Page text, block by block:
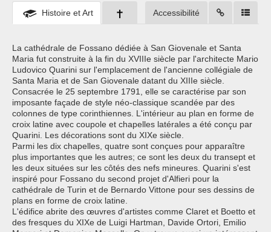
Histoire et Art Accessibilité
La cathédrale de Fossano dédiée à San Giovenale et Santa
Maria fut construite à la fin du XVIIIe siècle par l'architecte Mario
Ludovico Quarini sur l'emplacement de l'ancienne collégiale de
Santa Maria et de San Giovenale datant du XIIIe siècle.
Consacrée le 25 septembre 1791, elle se caractérise par son
imposante façade de style néo-classique scandée par des
colonnes de type corinthiennes. L'intérieur au plan en forme de
croix latine avec coupole et chapelles latérales a été conçu par
Quarini. Les décorations sont du XIXe siècle.
Parmi les dix chapelles, quatre sont conçues pour apparaître
plus importantes que les autres; ce sont les deux du transept et
les deux situées sur les côtés des nefs mineures. Quarini s'est
inspiré pour Fossano du second projet d'Alfieri pour la
cathédrale de Turin et de Bernardo Vittone pour ses dessins de
plans en forme de croix latine.
L'édifice abrite des œuvres d'artistes comme Claret et Boetto et
des fresques du XIXe de Luigi Hartman, Davide Ortori, Emilio